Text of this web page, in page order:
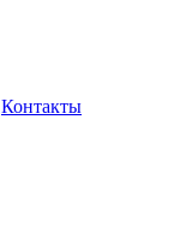
Контакты